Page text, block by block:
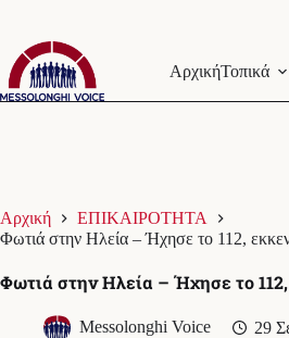
Μετάβαση
στο
περιεχόμενο
ΑρχικήΤοπικά
Αρχική
ΕΠΙΚΑΙΡΟΤΗΤΑ
Φωτιά στην Ηλεία – Ήχησε το 112,
Φωτιά στην Ηλεία – Ήχησε το
Messolonghi Voice 29